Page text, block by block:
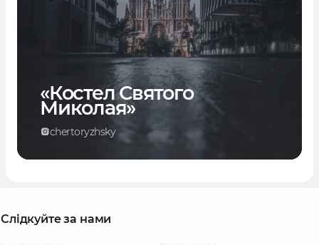
«Костел Святого
Миколая»
chertoryzhsky
Слідкуйте за нами